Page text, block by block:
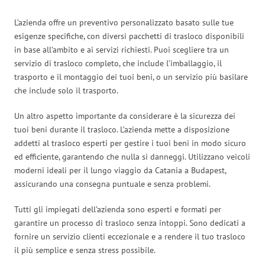
L’azienda offre un preventivo personalizzato basato sulle tue
esigenze specifiche, con diversi pacchetti di trasloco disponibili
in base all’ambito e ai servizi richiesti. Puoi scegliere tra un
servizio di trasloco completo, che include l’imballaggio, il
trasporto e il montaggio dei tuoi beni, o un servizio più basilare
che include solo il trasporto.
Un altro aspetto importante da considerare è la sicurezza dei
tuoi beni durante il trasloco. L’azienda mette a disposizione
addetti al trasloco esperti per gestire i tuoi beni in modo sicuro
ed efficiente, garantendo che nulla si danneggi. Utilizzano veicoli
moderni ideali per il lungo viaggio da Catania a Budapest,
assicurando una consegna puntuale e senza problemi.
Tutti gli impiegati dell’azienda sono esperti e formati per
garantire un processo di trasloco senza intoppi. Sono dedicati a
fornire un servizio clienti eccezionale e a rendere il tuo trasloco
il più semplice e senza stress possibile.